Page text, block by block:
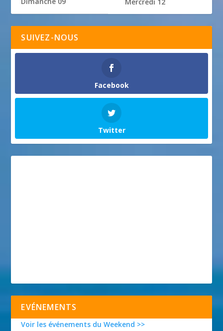
SUIVEZ-NOUS
Facebook
Twitter
EVÉNEMENTS
Voir les événements du Weekend >>